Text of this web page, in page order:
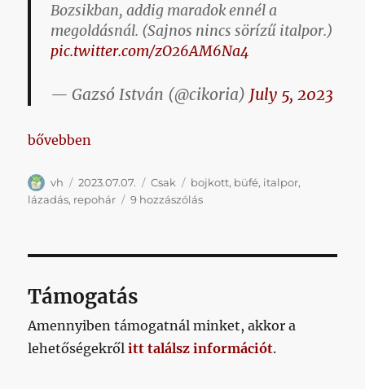
Bozsikban, addig maradok ennél a
megoldásnál. (Sajnos nincs sörízű italpor.)
pic.twitter.com/zO26AM6Na4
— Gazsó István (@cikoria) July 5, 2023
„Italpor és repohár”
bővebben
Szerző
vh Közzétéve
2023.07.07. Kategória
Csak Címke
bojkott, büfé, italpor,
lázadás, repohár 9 hozzászólásItalpor
Támogatás
Amennyiben támogatnál minket, akkor a
lehetőségekrőlitt találsz információt.